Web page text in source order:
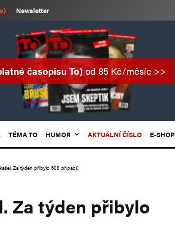
Newsletter
časopisu To)od 85 Kč/měsíc >>
TÉMA TO HUMOR AKTUÁLNÍ ČÍSLO E-SHOP
Za týden přibylo 608 případů
Za týden přibylo